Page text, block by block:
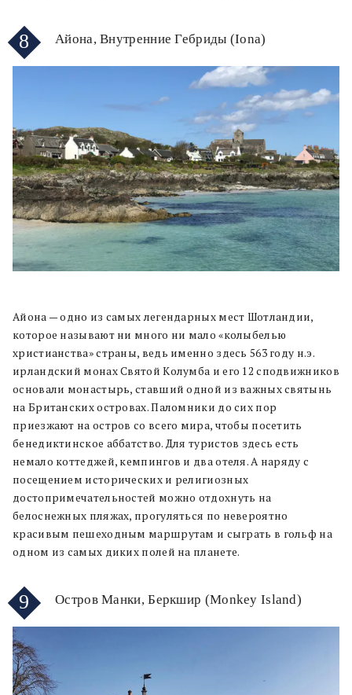
8 Айона, Внутренние Гебриды (Iona)
Айона — одно из самых легендарных мест Шотландии,
которое называют ни много ни мало «колыбелью
христианства» страны, ведь именно здесь 563 году н.э.
ирландский монах Святой Колумба и его 12 сподвижников
основали монастырь, ставший одной из важных святынь
на Британских островах. Паломники до сих пор
приезжают на остров со всего мира, чтобы посетить
бенедиктинское аббатство. Для туристов здесь есть
немало коттеджей, кемпингов и два отеля. А наряду с
посещением исторических и религиозных
достопримечательностей можно отдохнуть на
белоснежных пляжах, прогуляться по невероятно
красивым пешеходным маршрутам и сыграть в гольф на
одном из самых диких полей на планете.
9 Остров Манки, Беркшир (Monkey Island)